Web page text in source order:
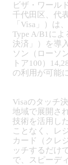
ビザ・ワール
千代田区、代
「Visa」）は
Type A/B1に
決済」）を導
ソン（ローソ
トア100）
の利用が可能
Visaのタッチ
地域で展開さ
技術を活用し
ことなく、レ
カード（クレ
ッチするだけ
で、スピーデ